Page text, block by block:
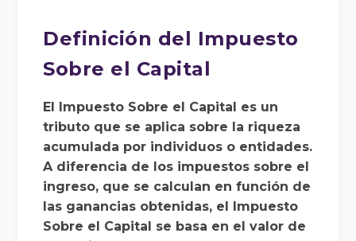
Definición del Impuesto
Sobre el Capital
El Impuesto Sobre el Capital es un
tributo que se aplica sobre la riqueza
acumulada por individuos o entidades.
A diferencia de los impuestos sobre el
ingreso, que se calculan en función de
las ganancias obtenidas, el Impuesto
Sobre el Capital se basa en el valor de